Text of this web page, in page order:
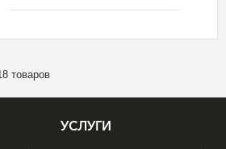
товаров
УСЛУГИ